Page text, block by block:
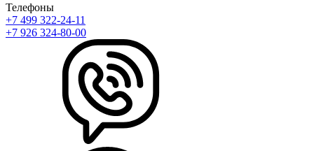
Телефоны
+7 499 322-24-11
+7 926 324-80-00